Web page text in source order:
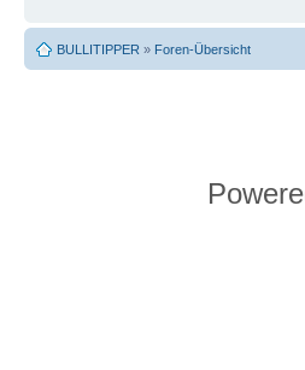
BULLITIPPER » Foren-Übersicht